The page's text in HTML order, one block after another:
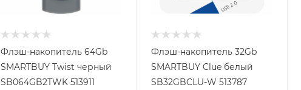
Флэш-накопитель 64Gb
SMARTBUY Twist черный
SB064GB2TWK 513911
Флэш-накопитель 32Gb
SMARTBUY Clue белый
SB32GBCLU-W 513787